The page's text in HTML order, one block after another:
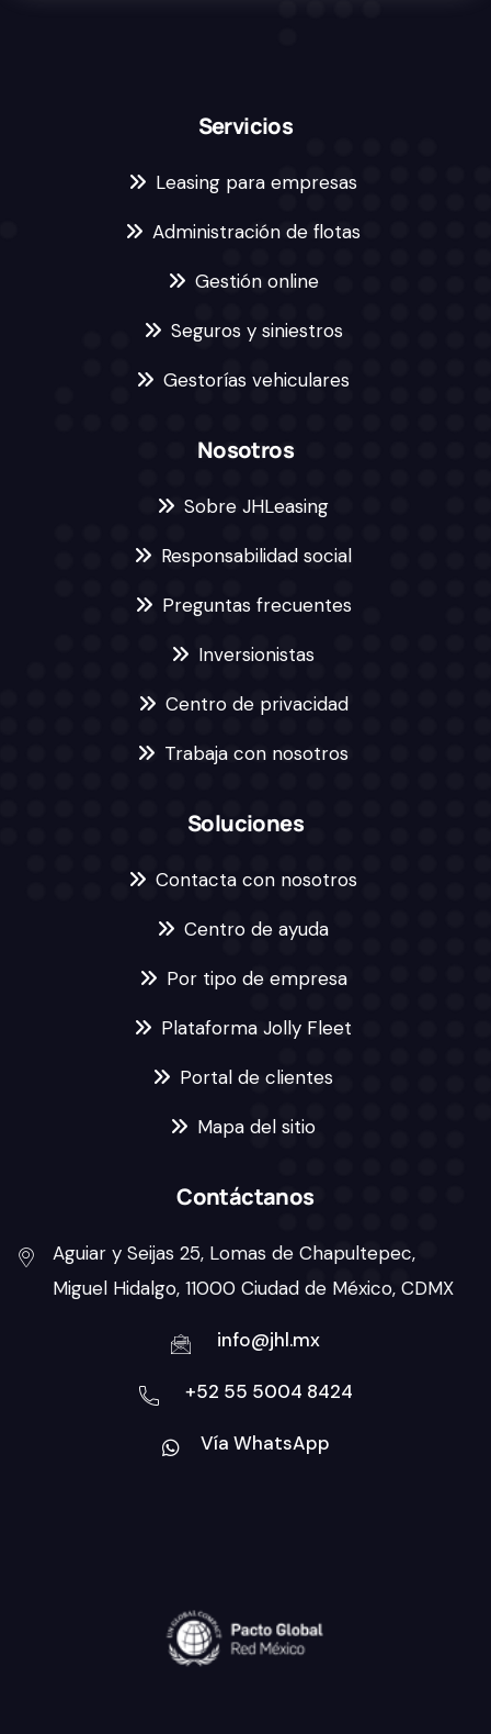
Servicios
Leasing para empresas
Administración de flotas
Gestión online
Seguros y siniestros
Gestorías vehiculares
Nosotros
Sobre JHLeasing
Responsabilidad social
Preguntas frecuentes
Inversionistas
Centro de privacidad
Trabaja con nosotros
Soluciones
Contacta con nosotros
Centro de ayuda
Por tipo de empresa
Plataforma Jolly Fleet
Portal de clientes
Mapa del sitio
Contáctanos
Aguiar y Seijas 25, Lomas de Chapultepec,
Miguel Hidalgo, 11000 Ciudad de México, CDMX
info@jhl.mx
+52 55 5004 8424
Vía WhatsApp